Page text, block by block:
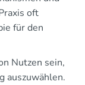
oft
für den
Nutzen sein,
auszuwählen.